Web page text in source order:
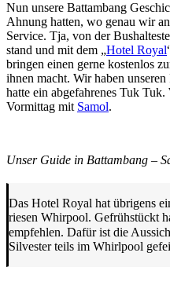
Nun unsere Battambang
Ahnung hatten, wo genau wir
Service. Tja, von der
stand und mit dem „Hotel Royal
bringen einen gerne kostenlos
ihnen macht. Wir haben
hatte ein abgefahrenes Tuk
Vormittag mit Samol.
Unser Guide in Battambang –
Das Hotel Royal hat übrigens
riesen Whirpool. Gefrühstückt
empfehlen. Dafür ist die
Silvester teils im Whirlpool